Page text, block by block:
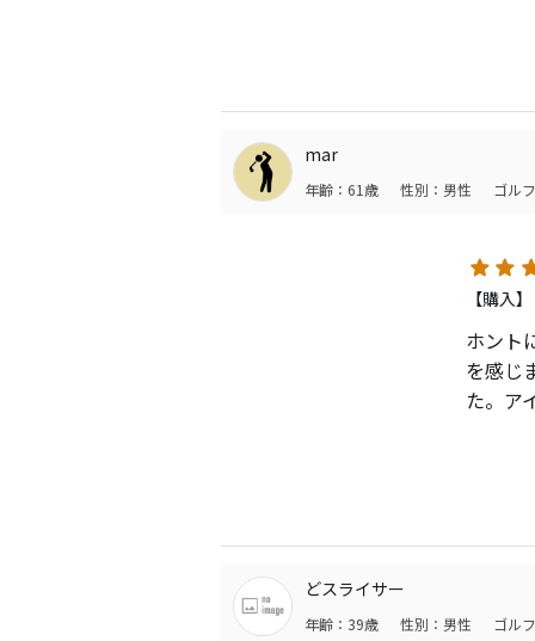
クス
80〜
VG3は
飛距
スピ
取りあ
まず
のか
したが
かかっ
あとボ
HSの
mar
年齢：61歳 性別：男性 ゴル
【購入】
ホント
を感じ
た。ア
んで
のフ
どスライサー
年齢：39歳 性別：男性 ゴル